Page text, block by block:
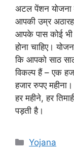
अटल पेंशन योजना
आपकी उम्र
आपके पास कोई
होना चाहिए।
कि आपको साठ
विकल्प हैं – एक
हजार रुपए
हर महीने, हर
पड़ती है।
Categories
Yojana